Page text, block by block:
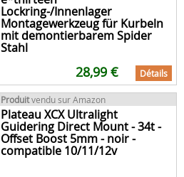
Lockring-/Innenlager
Montagewerkzeug für Kurbeln
mit demontierbarem Spider
Stahl
28,99 € Détails
Produitvendu sur Amazon
Plateau XCX Ultralight
Guidering Direct Mount - 34t -
Offset Boost 5mm - noir -
compatible 10/11/12v